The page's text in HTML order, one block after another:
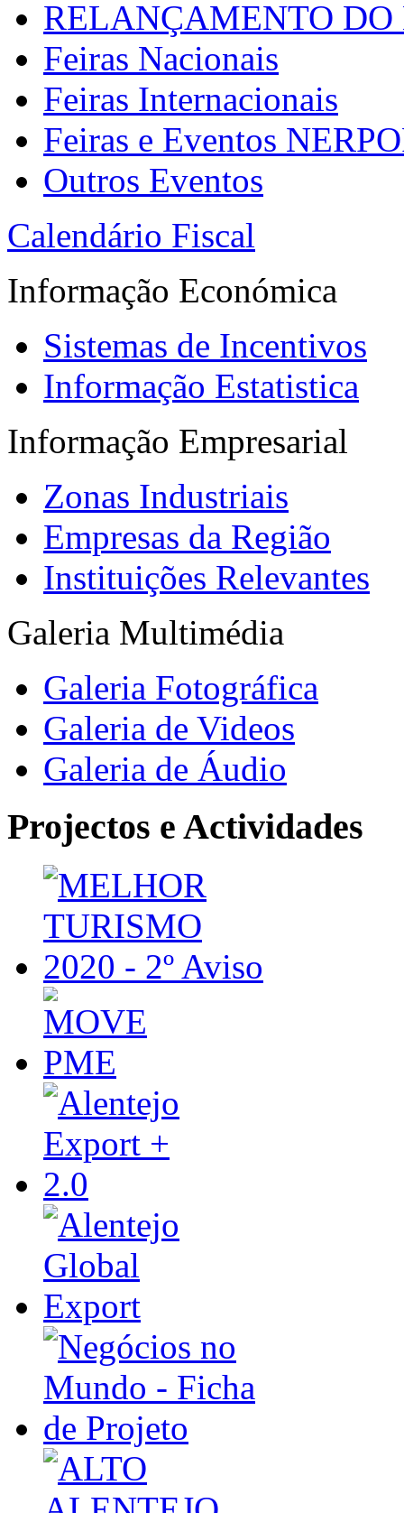
RELANÇAMENTO DO
Feiras Nacionais
Feiras Internacionais
Feiras e Eventos
Outros Eventos
Calendário Fiscal
Informação Económica
Sistemas de Incentivos
Informação Estatistica
Informação Empresarial
Zonas Industriais
Empresas da Região
Instituições Relevantes
Galeria Multimédia
Galeria Fotográfica
Galeria de Videos
Galeria de Áudio
Projectos e Actividades